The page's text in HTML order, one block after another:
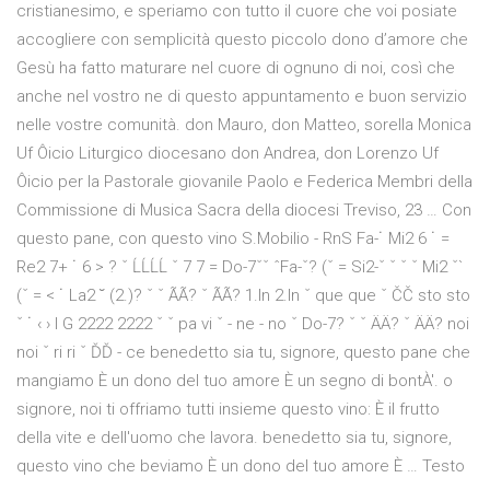
cristianesimo, e speriamo con tutto il cuore che voi posiate
accogliere con semplicità questo piccolo dono d’amore che
Gesù ha fatto maturare nel cuore di ognuno di noi, così che
anche nel vostro ne di questo appuntamento e buon servizio
nelle vostre comunità. don Mauro, don Matteo, sorella Monica
Uf Ôicio Liturgico diocesano don Andrea, don Lorenzo Uf
Ôicio per la Pastorale giovanile Paolo e Federica Membri della
Commissione di Musica Sacra della diocesi Treviso, 23 … Con
questo pane, con questo vino S.Mobilio - RnS Fa-˙ Mi2 6 ˙ =
Re2 7+ ˙ 6 > ? ˇ ĹĹĹĹ ˇ 7 7 = Do-7ˇˇ ˆFa-ˇ? (ˇ = Si2-ˇ ˇ ˇ ˇ Mi2 ˇ`
(ˇ = < ˙ La2 ˘ (2.)? ˇ ˇ ÃÃ? ˇ ÃÃ? 1.In 2.In ˇ que que ˇ ČČ sto sto
ˇ ˙ ‹ › I G 2222 2222 ˇ ˇ pa vi ˇ - ne - no ˇ Do-7? ˇ ˇ ÄÄ? ˇ ÄÄ? noi
noi ˇ ri ri ˇ ĎĎ - ce benedetto sia tu, signore, questo pane che
mangiamo È un dono del tuo amore È un segno di bontÀ'. o
signore, noi ti offriamo tutti insieme questo vino: È il frutto
della vite e dell'uomo che lavora. benedetto sia tu, signore,
questo vino che beviamo È un dono del tuo amore È … Testo